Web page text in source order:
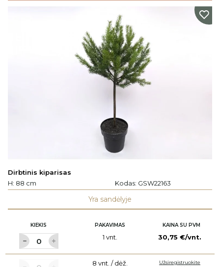
Dirbtinis kiparisas
H: 88 cm
Kodas: GSW22163
Yra sandėlyje
KIEKIS PAKAVIMAS KAINA SU PVM
1 vnt. 30,75 €/vnt.
8 vnt. / dėž.
Užsiregistruokite